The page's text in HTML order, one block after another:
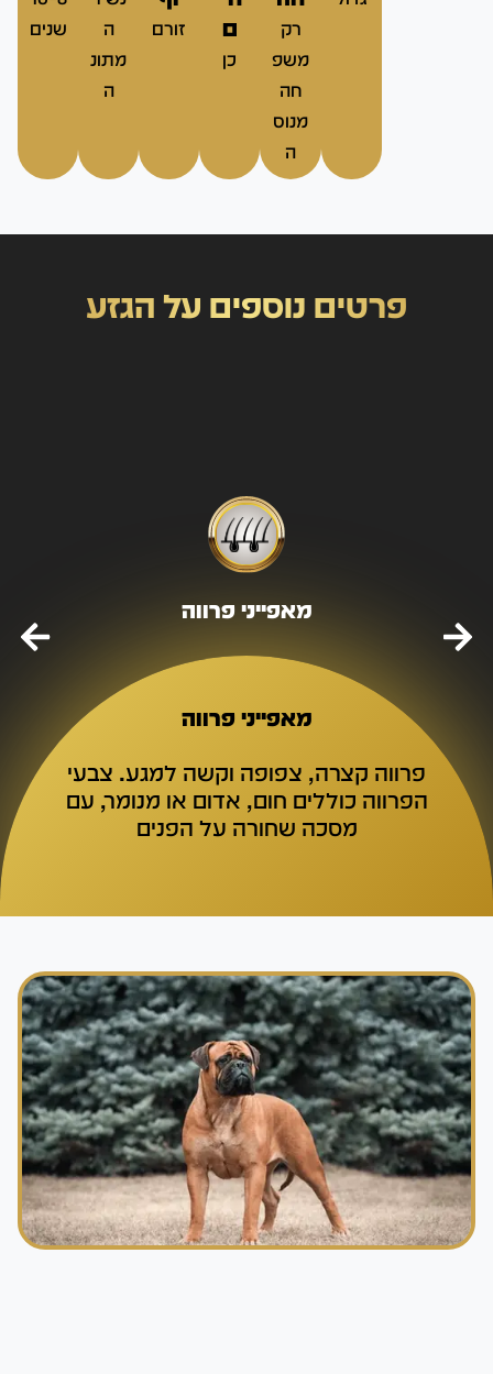
רק
משפ
חה
מנוס
ה
ם
כן
זורם
ה
מתונ
ה
שנים
פרטים נוספים על הגזע
מאפייני פרווה
מאפייני פרווה
פרווה קצרה, צפופה וקשה למגע. צבעי
הפרווה כוללים חום, אדום או מנומר, עם
מסכה שחורה על הפנים